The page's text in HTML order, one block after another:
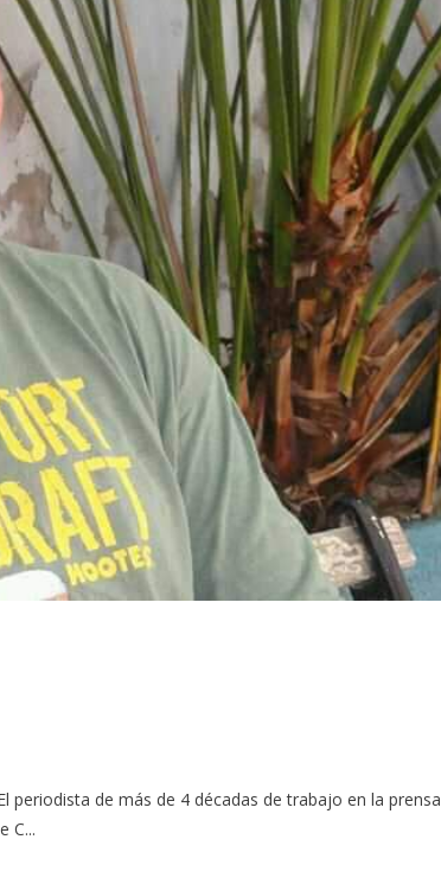
periodista de más de 4 décadas de trabajo en la prensa
C...